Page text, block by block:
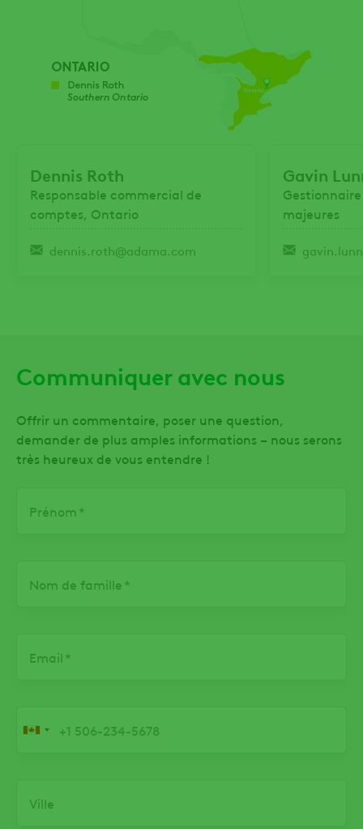
Dennis Roth
Responsable commercial de
comptes, Ontario
dennis.roth@adama.com
Gavin
majeures
Communiquer avec nous
Offrir un commentaire, poser une question,
demander de plus amples informations – nous serons
très heureux de vous entendre !
Prénom
Nom de famille
Email
Numéro de téléphone
Ville